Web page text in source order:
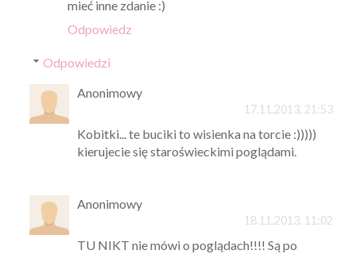
mieć inne zdanie :)
Odpowiedz
Odpowiedzi
Anonimowy
17.11.2013, 21:53
Kobitki... te buciki to wisienka na torcie :)))))
kierujecie się staroświeckimi poglądami.
Anonimowy
18.11.2013, 11:02
TU NIKT nie mówi o poglądach!!!! Są po